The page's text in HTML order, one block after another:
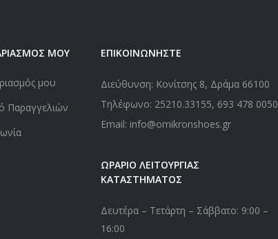
ΜΟΥ
μου
Παραγγελιών
ΕΠΙΚΟΙΝΩΝΗΣΤΕ
Διεύθυνση: Κονίτσης 8, Δράμα 66100
Τηλέφωνο: 25210.33155, 693 478 0050
Email: info@omikronshoes.gr
ΩΡΑΡΙΟ ΛΕΙΤΟΥΡΓΙΑΣ
ΚΑΤΑΣΤΗΜΑΤΟΣ
Δευτέρα – Τετάρτη – Σάββατο: 9:00 –
16:00